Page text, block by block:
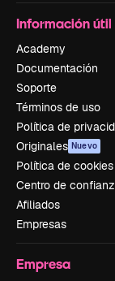
Información útil
Academy
Documentación
Soporte
Términos de uso
Política de
Originales Nuevo
Política de cookies
Centro de
Afiliados
Empresas
Empresa